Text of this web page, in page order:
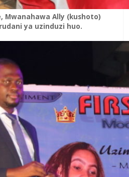
Mwanahawa Ally (kushoto)
ya uzinduzi huo.